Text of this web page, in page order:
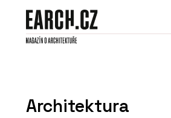
Architektura